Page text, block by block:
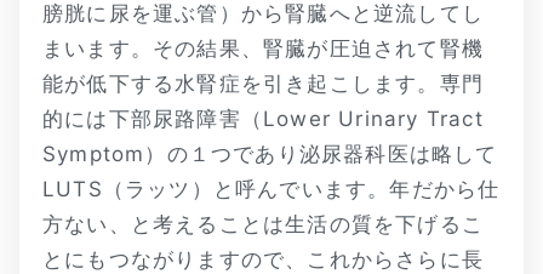
膀胱に尿を運ぶ管）から腎臓へと逆流してし
まいます。その結果、腎臓が圧迫されて腎機
能が低下する水腎症を引き起こします。専門
的には下部尿路障害（Lower Urinary Tract
Symptom）の１つであり泌尿器科医は略して
LUTS（ラッツ）と呼んでいます。年だから仕
方ない、と考えることは生活の質を下げるこ
とにもつながりますので、これからさらに長